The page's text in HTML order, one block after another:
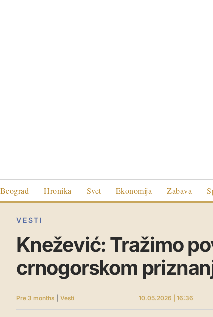
Beograd Hronika Svet Ekonomija Zabava
VESTI
Knežević: Tražimo
crnogorskom
Pre 3 months Vesti 10.05.2026 | 16:36